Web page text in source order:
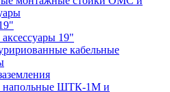
19"
кабельные
ШТК-1М и